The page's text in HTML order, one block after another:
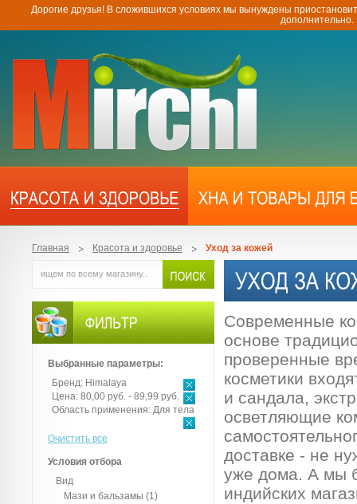
Дорогие друзья! В сложившихся условиях мы вынуждены
Главная Красота и здоровье Уход за кожей
Современные
основе
проверенные
косметики
и сандала,
осветляющие
доставке - не
уже дома. А мы
индийских
Выбранные параметры:
Бренд: Himalaya
Цена: 80,00 руб. - 89,99 руб.
Область применения: Для тела
Очистить все
Условия отбора
Вид
Мази и бальзамы (1)